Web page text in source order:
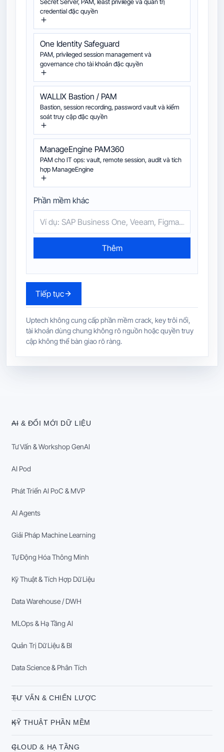
Secret Server, PAM, least privilege và quản trị
credential đặc quyền
One Identity Safeguard
PAM, privileged session management và
governance cho tài khoản đặc quyền
WALLIX Bastion / PAM
Bastion, session recording, password vault và kiểm
soát truy cập đặc quyền
ManageEngine PAM360
PAM cho IT ops: vault, remote session, audit và tích
hợp ManageEngine
Phần mềm khác
Thêm
Tiếp tục
Uptech không cung cấp phần mềm crack, key trôi nổi,
tài khoản dùng chung không rõ nguồn hoặc quyền truy
cập không thể bàn giao rõ ràng.
AI & ĐỔI MỚI DỮ LIỆU
Tư Vấn & Workshop GenAI
AI Pod
Phát Triển AI PoC & MVP
AI Agents
Giải Pháp Machine Learning
Tự Động Hóa Thông Minh
Kỹ Thuật & Tích Hợp Dữ Liệu
Data Warehouse / DWH
MLOps & Hạ Tầng AI
Quản Trị Dữ Liệu & BI
Data Science & Phân Tích
TƯ VẤN & CHIẾN LƯỢC
KỸ THUẬT PHẦN MỀM
CLOUD & HẠ TẦNG